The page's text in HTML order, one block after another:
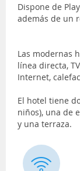
Dispone de
además de un
Las modernas
línea directa,
Internet,
El hotel tiene
niños), una de
y una terraza.